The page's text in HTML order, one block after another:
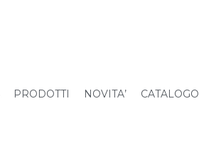
PRODOTTI NOVITA’ CATALOGO